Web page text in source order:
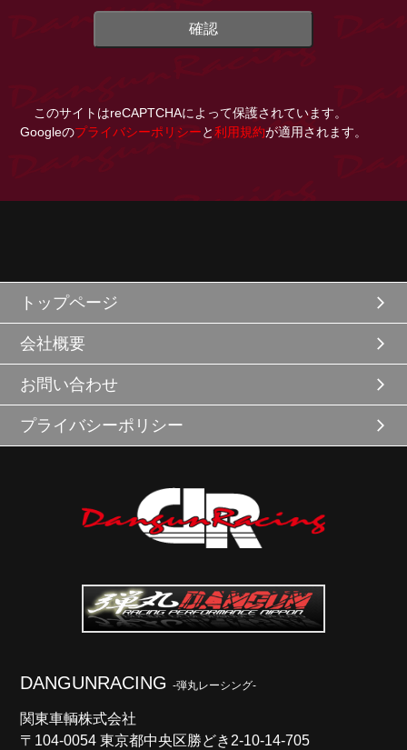
このサイトはreCAPTCHAによって保護されています。
Googleのプライバシーポリシーと利用規約が適用されます。
トップページ
会社概要
お問い合わせ
プライバシーポリシー
DANGUNRACING-弾丸レーシング-
関東車輌株式会社
〒104-0054 東京都中央区勝どき2-10-14-705